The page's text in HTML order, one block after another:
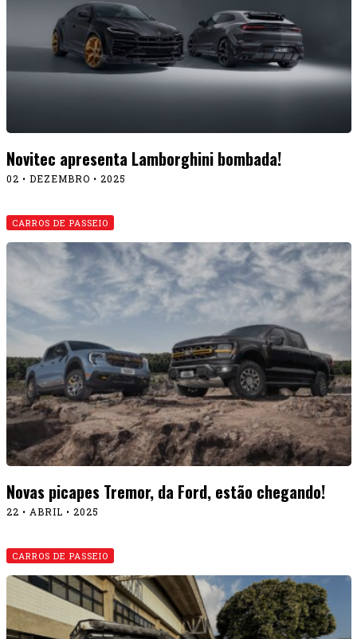
Novitec apresenta Lamborghini bombada!
02 • DEZEMBRO • 2025
CARROS DE PASSEIO
Novas picapes Tremor, da Ford, estão chegando!
22 • ABRIL • 2025
CARROS DE PASSEIO